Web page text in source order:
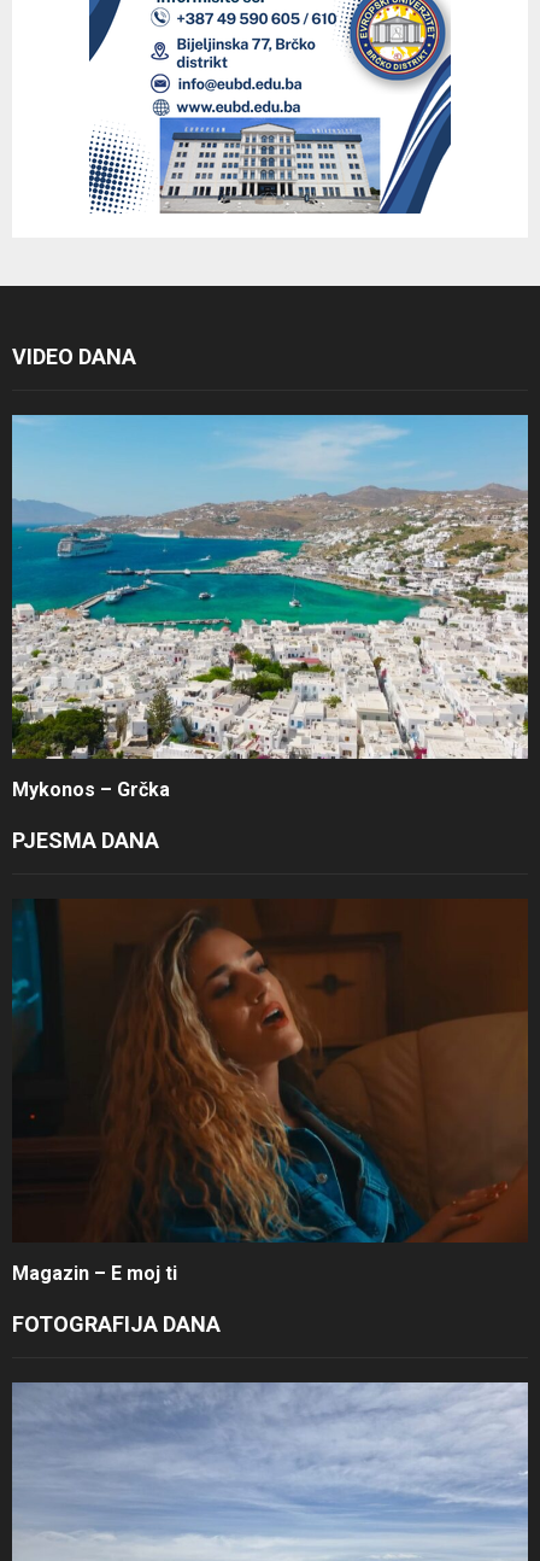
VIDEO DANA
Mykonos – Grčka
PJESMA DANA
Magazin – E moj ti
FOTOGRAFIJA DANA